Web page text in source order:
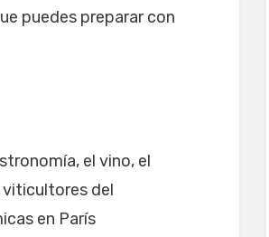
puedes preparar con
el vino, el
del
en París